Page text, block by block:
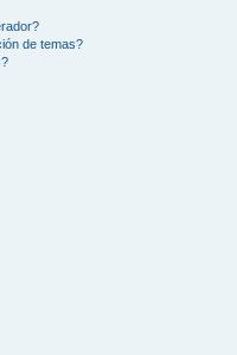
de temas?